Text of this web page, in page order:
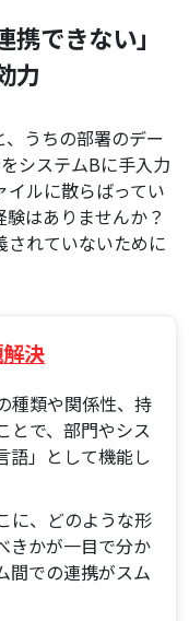
携できない」
力
うちの部署のデー
システムBに手入力
イルに散らばってい
はありませんか？
されていないために
決
種類や関係性、持
とで、部門やシス
語」として機能し
に、どのような形
きかが一目で分か
間での連携がスム